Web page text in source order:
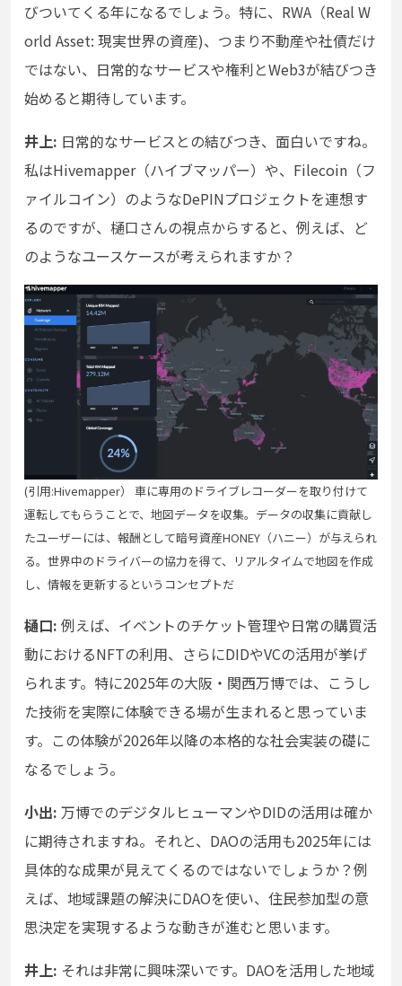
びついてくる年になるでしょう。特に、RWA（Real W
orld Asset: 現実世界の資産)、つまり不動産や社債だけ
ではない、日常的なサービスや権利とWeb3が結びつき
始めると期待しています。
井上: 日常的なサービスとの結びつき、面白いですね。
私はHivemapper（ハイブマッパー）や、Filecoin（フ
ァイルコイン）のようなDePINプロジェクトを連想す
るのですが、樋口さんの視点からすると、例えば、ど
のようなユースケースが考えられますか？
(引用:Hivemapper） 車に専用のドライブレコーダーを取り付けて
運転してもらうことで、地図データを収集。データの収集に貢献し
たユーザーには、報酬として暗号資産HONEY（ハニー）が与えられ
る。世界中のドライバーの協力を得て、リアルタイムで地図を作成
し、情報を更新するというコンセプトだ
樋口: 例えば、イベントのチケット管理や日常の購買活
動におけるNFTの利用、さらにDIDやVCの活用が挙げ
られます。特に2025年の大阪・関西万博では、こうし
た技術を実際に体験できる場が生まれると思っていま
す。この体験が2026年以降の本格的な社会実装の礎に
なるでしょう。
小出: 万博でのデジタルヒューマンやDIDの活用は確か
に期待されますね。それと、DAOの活用も2025年には
具体的な成果が見えてくるのではないでしょうか？例
えば、地域課題の解決にDAOを使い、住民参加型の意
思決定を実現するような動きが進むと思います。
井上: それは非常に興味深いです。DAOを活用した地域